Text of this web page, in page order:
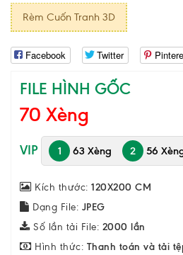
Rèm Cuốn Tranh 3D
Facebook Twitter
FILE HÌNH GỐC
70 Xèng
VIP 1 63 Xèng 2 56
Kích thước: 120X200 CM
Dạng File: JPEG
Số lần tải File: 2000 lần
Hình thức: Thanh toán và tải